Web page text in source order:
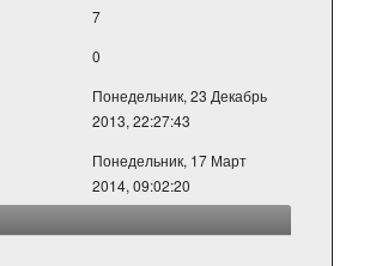
7
0
Понедельник, 23 Декабрь
2013, 22:27:43
Понедельник, 17 Март
2014, 09:02:20